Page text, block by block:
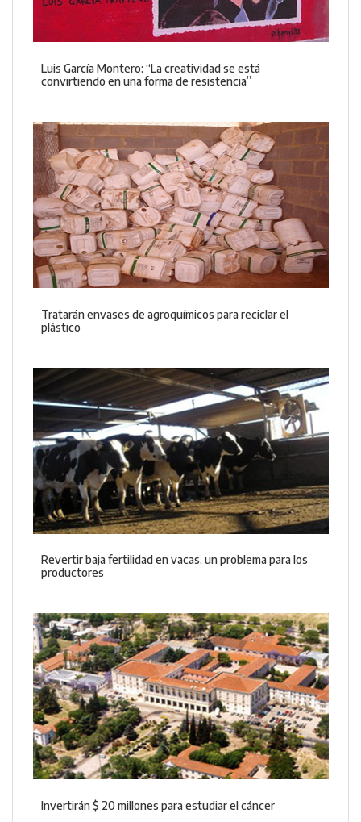
Luis García Montero: “La creatividad se está
convirtiendo en una forma de resistencia”
Tratarán envases de agroquímicos para reciclar el
plástico
Revertir baja fertilidad en vacas, un problema para los
productores
Invertirán $ 20 millones para estudiar el cáncer